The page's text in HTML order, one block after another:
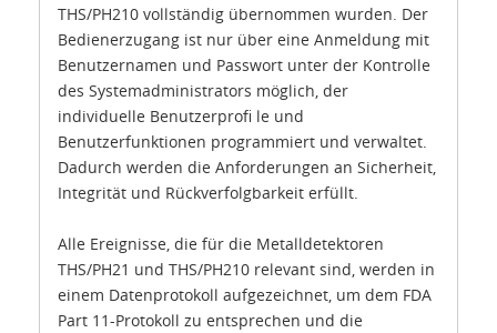
THS/PH210 vollständig übernommen wurden. Der
Bedienerzugang ist nur über eine Anmeldung mit
Benutzernamen und Passwort unter der Kontrolle
des Systemadministrators möglich, der
individuelle Benutzerprofi le und
Benutzerfunktionen programmiert und verwaltet.
Dadurch werden die Anforderungen an Sicherheit,
Integrität und Rückverfolgbarkeit erfüllt.
Alle Ereignisse, die für die Metalldetektoren
THS/PH21 und THS/PH210 relevant sind, werden in
einem Datenprotokoll aufgezeichnet, um dem FDA
Part 11-Protokoll zu entsprechen und die